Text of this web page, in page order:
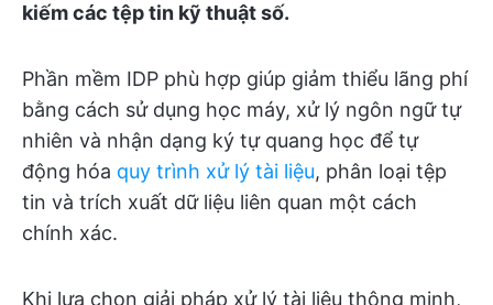
kiếm các tệp tin kỹ thuật số.
Phần mềm IDP phù hợp giúp giảm thiểu lãng phí
bằng cách sử dụng học máy, xử lý ngôn ngữ tự
nhiên và nhận dạng ký tự quang học để tự
động hóa quy trình xử lý tài liệu, phân loại tệp
tin và trích xuất dữ liệu liên quan một cách
chính xác.
Khi lựa chọn giải pháp xử lý tài liệu thông minh,